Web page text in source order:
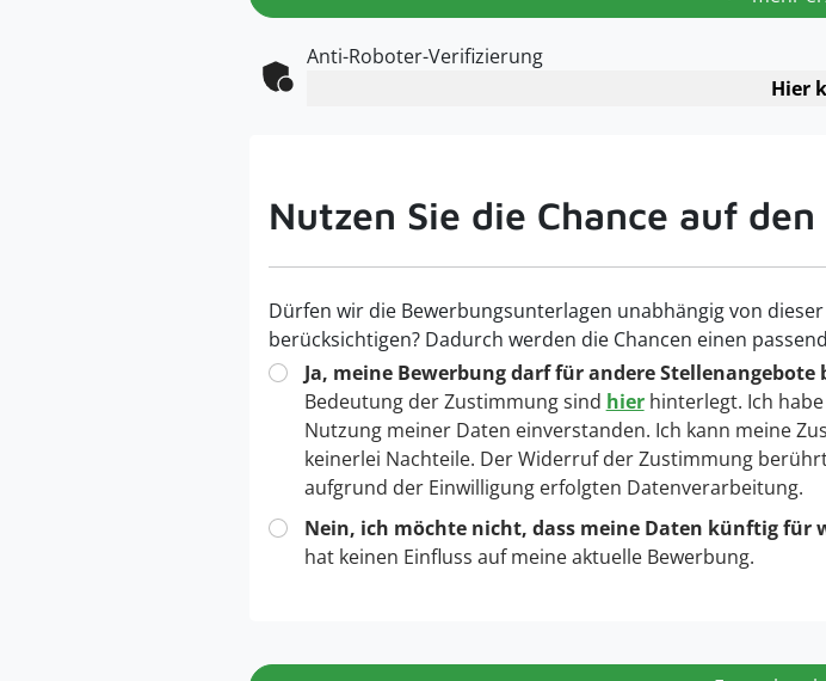
Anti-Roboter-Verifizierung
Hier
Nutzen Sie die Chance auf
Dürfen wir die Bewerbungsunterlagen unabhängig von
berücksichtigen? Dadurch werden die Chancen einen
Ja, meine Bewerbung darf für andere
Bedeutung der Zustimmung sind hierhinterlegt. Ich
Nutzung meiner Daten einverstanden. Ich kann meine
keinerlei Nachteile. Der Widerruf der Zustimmung
aufgrund der Einwilligung erfolgten Datenverarbeitung.
Nein, ich möchte nicht, dass meine Daten künftig für
hat keinen Einfluss auf meine aktuelle Bewerbung.